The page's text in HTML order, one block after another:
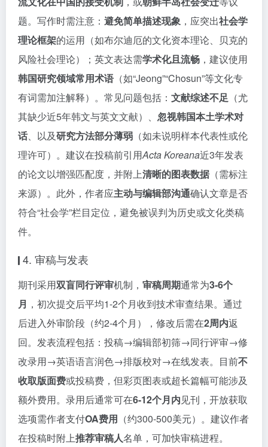
题。写作时需注意： 避免简单描述现象 ，应突出社会学
理论框架的运用（如布尔迪厄的文化资本理论、贝克的
风险社会理论）；英文表达需学术化且流畅 ，建议使用
韩国研究领域常用术语 （如“Jeong”“Chosun”等文化专
有词需加注解释）。常见问题包括： 文献综述不足 （尤
其缺少近5年韩文与英文文献）、 忽视韩国本土学术对
话、以及研究方法部分薄弱 （如未说明样本代表性或伦
理许可）。建议在投稿前引用Acta Koreana近3年发表
的论文以增强匹配度，并附上清晰的图表数据 （需标注
来源）。此外，作者应主动与编辑部沟通确认文章是否
符合“社会学”栏目定位，避免被误判为历史或文化类稿
件。
4. 审稿与发表
期刊采用双盲同行评审机制， 审稿周期通常为3-6个
月 ，初次提交后平均1-2个月收到技术审查结果。通过
后进入外审阶段（约2-4个月），修改后需在2周内返
回。发表流程包括：投稿→编辑部初筛→同行评审→修
改录用→英语语言润色→排版校对→在线发表。目前不
收取版面费或投稿费，但彩页图表或超长篇幅可能涉及
额外费用。录用后通常可在6-12个月内见刊，开放获取
选项需作者支付OA费用 （约300-500美元）。建议作者
在投稿时附上推荐审稿人名单，可加快审稿进程。